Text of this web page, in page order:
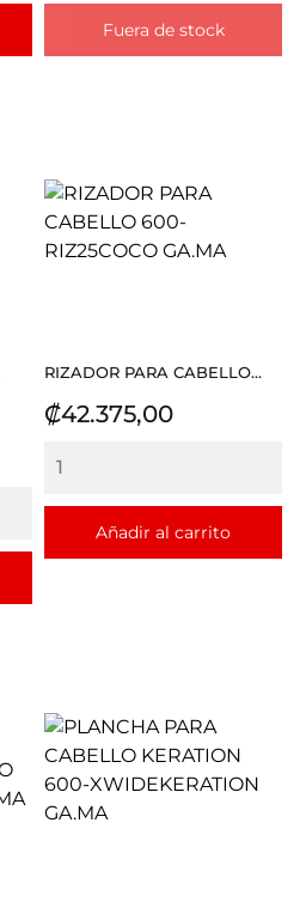
Fuera de stock
RIZADOR PARA CABELLO...
Precio
₡42.375,00
Añadir al carrito